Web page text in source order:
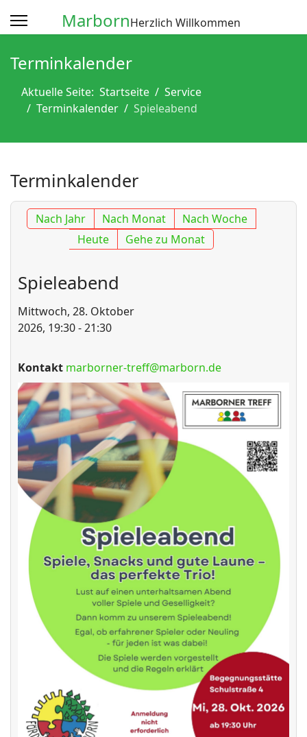
MarbornHerzlich Willkommen
Terminkalender
Aktuelle Seite: Startseite
Service
Terminkalender
Spieleabend
Terminkalender
Nach Jahr Nach Monat
Nach Woche
Heute
Gehe zu Monat
Spieleabend
Mittwoch, 28. Oktober
2026, 19:30 - 21:30
Kontakt marborner-treff@marborn.de
anzeigen